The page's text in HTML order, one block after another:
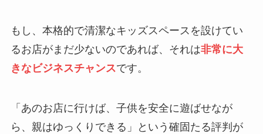
もし、本格的で清潔なキッズスペースを設けてい
るお店がまだ少ないのであれば、それは非常に大
きなビジネスチャンスです。
「あのお店に行けば、子供を安全に遊ばせなが
ら、親はゆっくりできる」という確固たる評判が